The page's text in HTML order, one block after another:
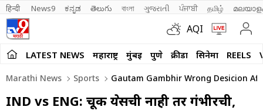
हिन्दी News9 ಕನ್ನಡ తెలుగు বাংলা ગુજરાતી ਪੰਜਾਬੀ தமிழ்
AQI
LATEST NEWS महाराष्ट्र मुंबई पुणे क्रीडा सिनेमा REELS
Marathi News Sports Gautam Gambhir Wrong Desicion
IND vs ENG: चूक श्रेयसची नाही तर गंभीरची,